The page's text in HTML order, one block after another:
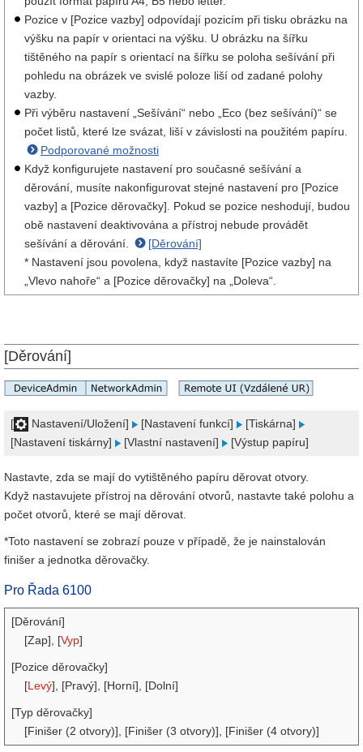
Pozice v [Pozice vazby] odpovídají pozicím při tisku obrázku na
výšku na papír v orientaci na výšku. U obrázku na šířku
tištěného na papír s orientací na šířku se poloha sešívání při
pohledu na obrázek ve svislé poloze liší od zadané polohy
vazby.
Při výběru nastavení „Sešívání“ nebo „Eco (bez sešívání)“ se
počet listů, které lze svázat, liší v závislosti na použitém papíru.
Podporované možnosti
Když konfigurujete nastavení pro současné sešívání a
děrování, musíte nakonfigurovat stejné nastavení pro [Pozice
vazby] a [Pozice děrovačky]. Pokud se pozice neshodují, budou
obě nastavení deaktivována a přístroj nebude provádět
sešívání a děrování.
[Děrování]
* Nastavení jsou povolena, když nastavíte [Pozice vazby] na
„Vlevo nahoře“ a [Pozice děrovačky] na „Doleva“.
[Děrování]
[ Nastavení/Uložení] [Nastavení funkcí]
[Tiskárna]
[Nastavení tiskárny]
[Vlastní nastavení] [Výstup papíru]
Nastavte, zda se mají do vytištěného papíru děrovat otvory.
Když nastavujete přístroj na děrování otvorů, nastavte také polohu a
počet otvorů, které se mají děrovat.
*Toto nastavení se zobrazí pouze v případě, že je nainstalován
finišer a jednotka děrovačky.
Pro Řada 6100
[Děrování]
[Zap], [Vyp]
[Pozice děrovačky]
[Levý], [Pravý], [Horní], [Dolní]
[Typ děrovačky]
[Finišer (2 otvory)], [Finišer (3 otvory)], [Finišer (4 otvory)]